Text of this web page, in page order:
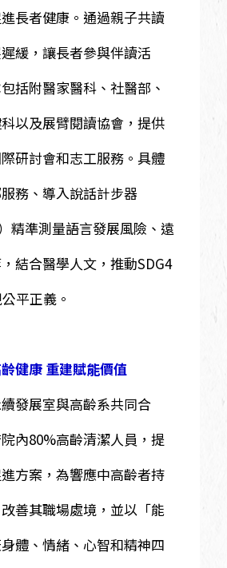
長者健康。通過親子共讀
緩，讓長者參與伴讀活
括附醫家醫科、社醫部、
以及展臂閱讀協會，提供
研討會和志工服務。具體
務、導入說話計步器
精準測量語言發展風險、遠
結合醫學人文，推動SDG4
平正義。
健康 重建賦能價值
發展室與高齡系共同合
內80%高齡清潔人員，提
方案，為響應中高齡者持
善其職場處境，並以「能
體、情緒、心智和精神四